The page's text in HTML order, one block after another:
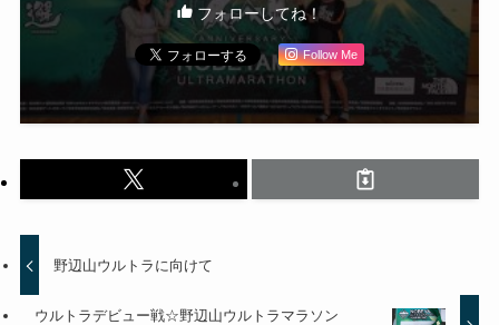
フォローしてね！
Follow Me
野辺山ウルトラに向けて
ウルトラデビュー戦☆野辺山ウルトラマラソン